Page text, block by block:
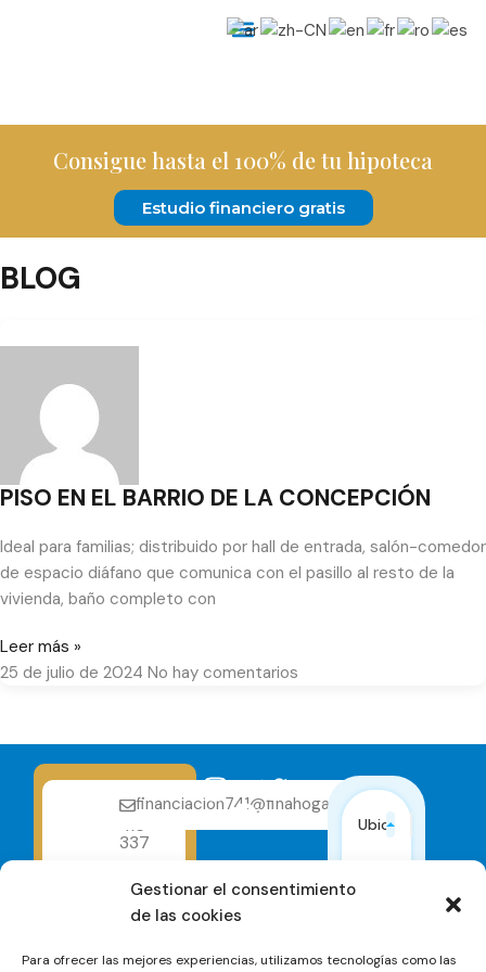
Gestionar el consentimiento
de las cookies
Para ofrecer las mejores experiencias, utilizamos tecnologías como las
Consigue hasta el 100% de tu hipoteca
Estudio financiero gratis
BLOG
PISO EN EL BARRIO DE LA CONCEPCIÓN
Ideal para familias; distribuido por hall de entrada, salón-comedor
de espacio diáfano que comunica con el pasillo al resto de la
vivienda, baño completo con
Leer más »
25 de julio de 2024 No hay comentarios
614
337
614
116
337
financiacion741@finahogar.com
Ubicación